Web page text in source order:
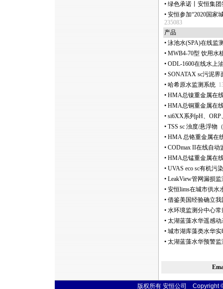
• 绿色承诺丨安恒集
• 安恒参加“2020国家
235083
产品
• 泳池水(SPA)在线监
• MWB4-70型 饮用水
• ODL-1600在线水上
• SONATAX sc污泥界
• 哈希原水监测系统
• HMA总镍重金属在
• HMA总铜重金属在
• si6XX系列pH、
• TSS sc 浊度/悬浮物
• HMA 总铬重金属在
• CODmax II在线自动
• HMA总锰重金属在
• UVAS eco sc有机污
• LeakView管网漏损
• 安恒lims在城市供水
• 借鉴美国经验确立
• 水环境监测分中心
• 太湖蓝藻水华遥感
• 城市湖库藻类水华
• 太湖蓝藻水华预警
版权所有 安恒公司 Copyright